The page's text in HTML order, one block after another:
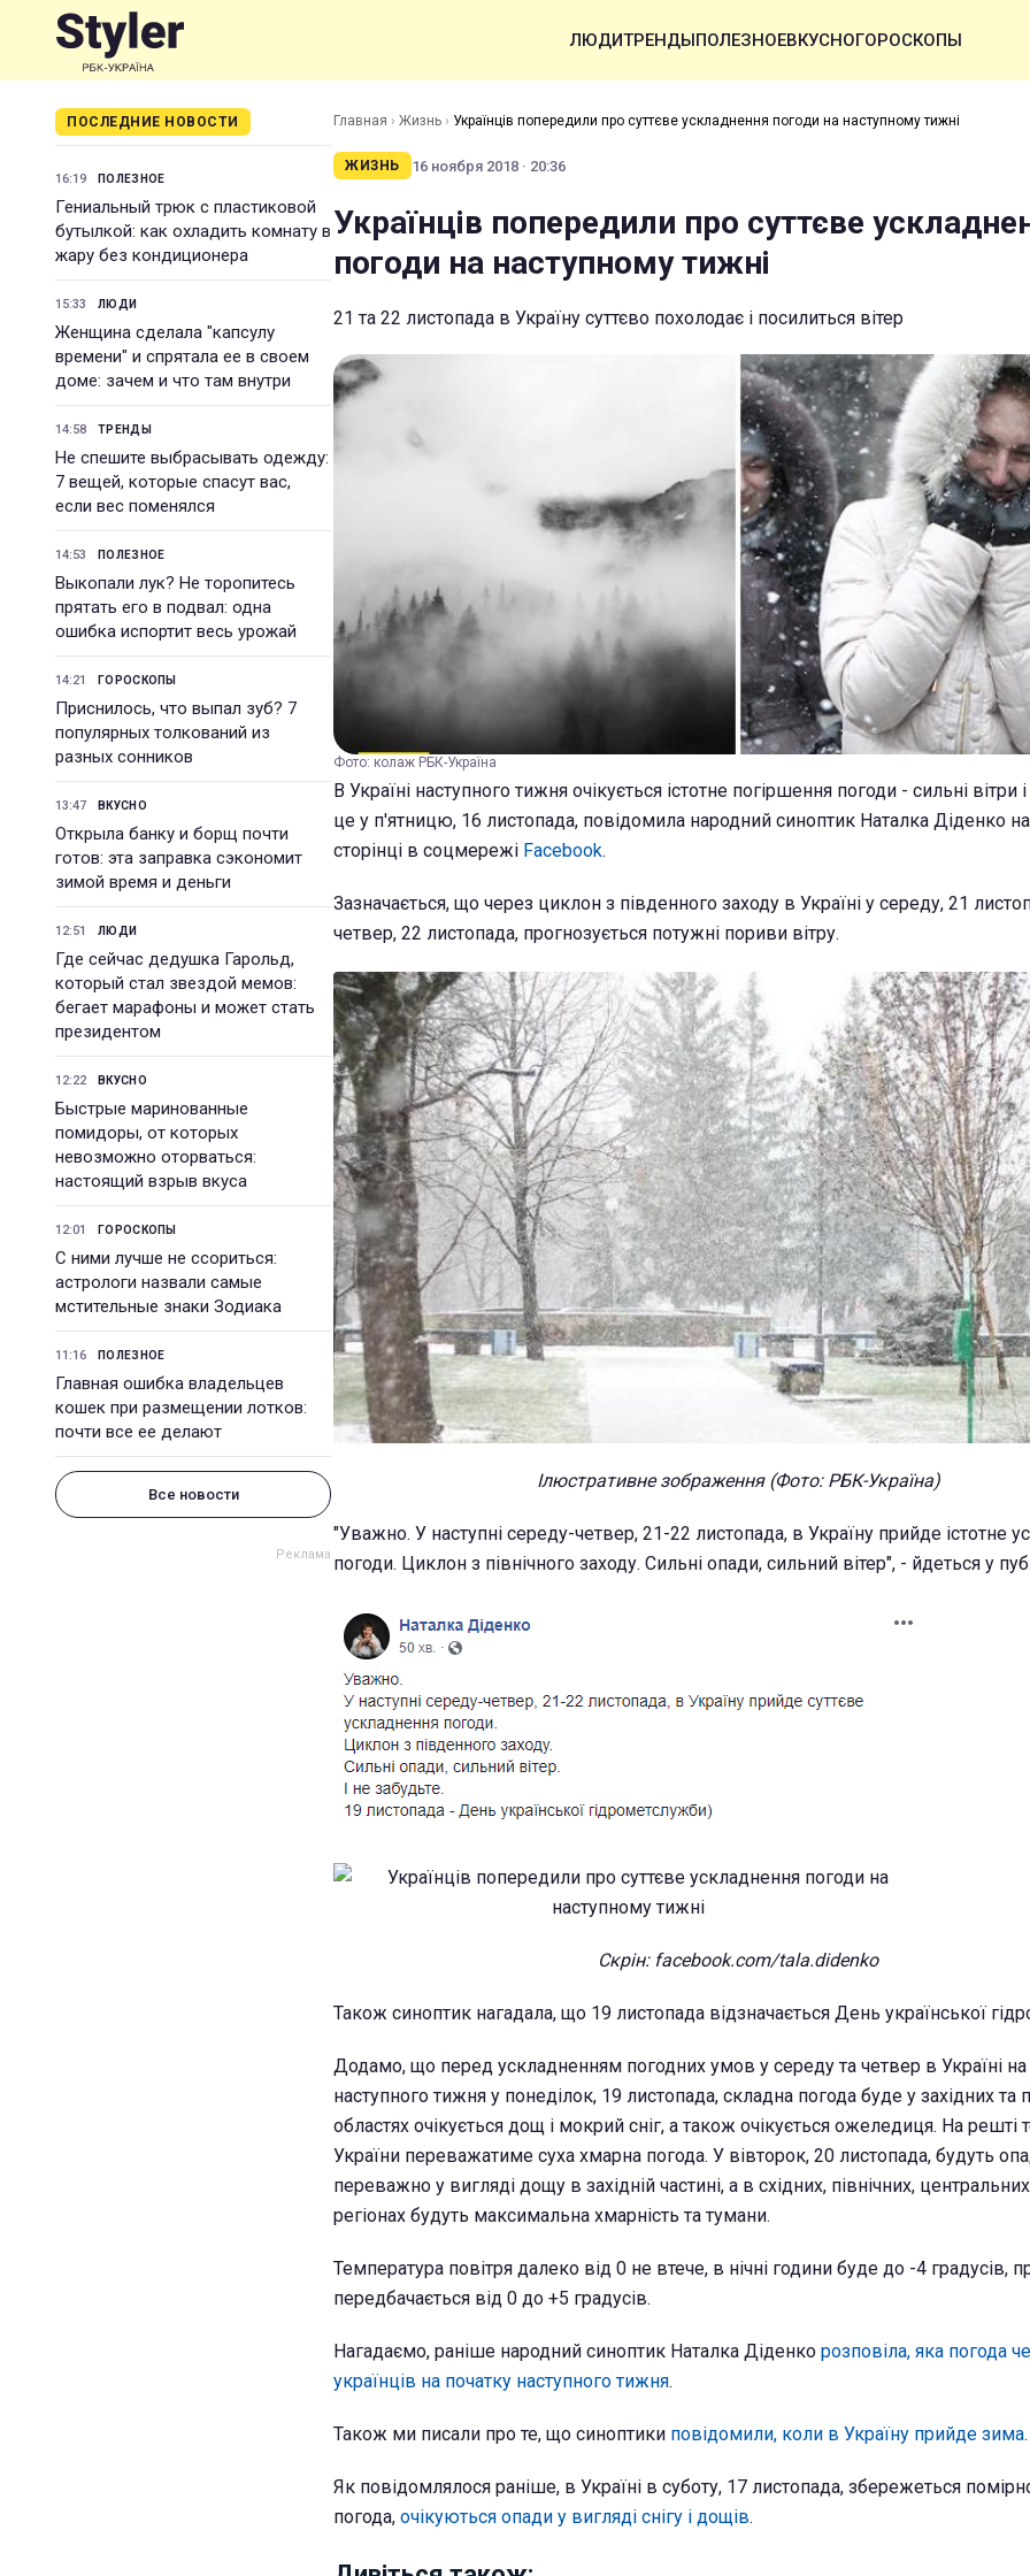
ЛЮДИТРЕНДЫПОЛЕЗНОЕВКУСНОГОРОСКОПЫ
ПОСЛЕДНИЕ НОВОСТИ
16:19 ПОЛЕЗНОЕ
Гениальный трюк с пластиковой
бутылкой: как охладить комнату в
жару без кондиционера
15:33 ЛЮДИ
Женщина сделала "капсулу
времени" и спрятала ее в своем
доме: зачем и что там внутри
14:58 ТРЕНДЫ
Не спешите выбрасывать одежду:
7 вещей, которые спасут вас,
если вес поменялся
14:53 ПОЛЕЗНОЕ
Выкопали лук? Не торопитесь
прятать его в подвал: одна
ошибка испортит весь урожай
14:21 ГОРОСКОПЫ
Приснилось, что выпал зуб? 7
популярных толкований из
разных сонников
13:47 ВКУСНО
Открыла банку и борщ почти
готов: эта заправка сэкономит
зимой время и деньги
12:51 ЛЮДИ
Где сейчас дедушка Гарольд,
который стал звездой мемов:
бегает марафоны и может стать
президентом
12:22 ВКУСНО
Быстрые маринованные
помидоры, от которых
невозможно оторваться:
настоящий взрыв вкуса
12:01 ГОРОСКОПЫ
С ними лучше не ссориться:
астрологи назвали самые
мстительные знаки Зодиака
11:16 ПОЛЕЗНОЕ
Главная ошибка владельцев
кошек при размещении лотков:
почти все ее делают
Все новости
Главная › Жизнь › Українців попередили про суттєве ускладнення погоди на наступному тижні
ЖИЗНЬ 16 ноября 2018 · 20:36
Українців попередили про суттєве
погоди на наступному тижні
21 та 22 листопада в Україну суттєво похолодає і посилиться вітер
Фото: колаж РБК-Україна
В Україні наступного тижня очікується істотне погіршення погоди - сильні вітри
це у п'ятницю, 16 листопада, повідомила народний синоптик Наталка Діденко
сторінці в соцмережі Facebook.
Зазначається, що через циклон з південного заходу в Україні у середу, 21
четвер, 22 листопада, прогнозується потужні пориви вітру.
Ілюстративне зображення (Фото: РБК-Україна)
"Уважно. У наступні середу-четвер, 21-22 листопада, в Україну прийде істотне
погоди. Циклон з північного заходу. Сильні опади, сильний вітер", - йдеться у
Скрін: facebook.com/tala.didenko
Також синоптик нагадала, що 19 листопада відзначається День української
Додамо, що перед ускладненням погодних умов у середу та четвер в Україні на
наступного тижня у понеділок, 19 листопада, складна погода буде у західних та
областях очікується дощ і мокрий сніг, а також очікується ожеледиця. На решті
України переважатиме суха хмарна погода. У вівторок, 20 листопада, будуть
переважно у вигляді дощу в західній частині, а в східних, північних,
регіонах будуть максимальна хмарність та тумани.
Температура повітря далеко від 0 не втече, в нічні години буде до -4 градусів,
передбачається від 0 до +5 градусів.
Нагадаємо, раніше народний синоптик Наталка Діденко розповіла, яка погода
українців на початку наступного тижня.
Також ми писали про те, що синоптики повідомили, коли в Україну прийде зима.
Як повідомлялося раніше, в Україні в суботу, 17 листопада, збережеться
погода, очікуються опади у вигляді снігу і дощів.